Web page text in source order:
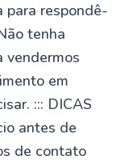
para respondê-
tenha
vendermos
em
::: DICAS
antes de
de contato